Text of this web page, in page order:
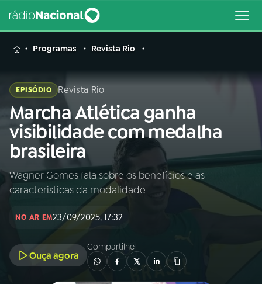
MENU
Buscar
na
Rádio
Nacional
Buscar
AO VIVO
INÍCIO
A RÁDIO
Programas Revista Rio
EPISÓDIO Revista Rio
Marcha Atlética ganha
visibilidade com medalha
brasileira
Wagner Gomes fala sobre os benefícios e as
características da modalidade
NO AR EM23/09/2025, 17:32
Ouça agora
Compartilhe